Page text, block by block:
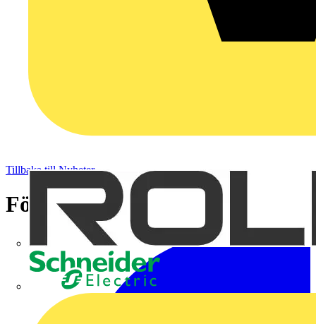
Tillbaka till Nyheter
Förstärkning på SEK